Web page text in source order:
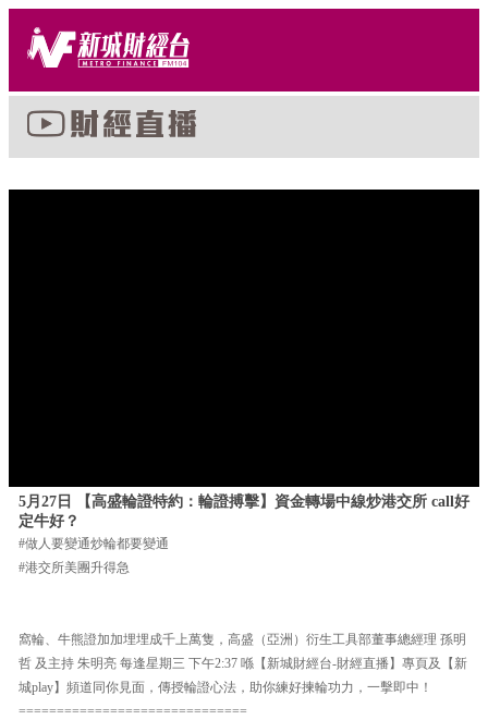
5月27日 【高盛輪證特約：輪證搏擊】資金轉場中線炒港交所 call好
定牛好？
#做人要變通炒輪都要變通
#港交所美團升得急
窩輪、牛熊證加加埋埋成千上萬隻，高盛（亞洲）衍生工具部董事總經理 孫明
哲 及主持 朱明亮 每逢星期三 下午2:37 喺【新城財經台-財經直播】專頁及【新
城play】頻道同你見面，傳授輪證心法，助你練好揀輪功力，一擊即中！
==============================